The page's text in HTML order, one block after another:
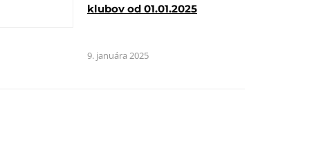
klubov od 01.01.2025
9. januára 2025